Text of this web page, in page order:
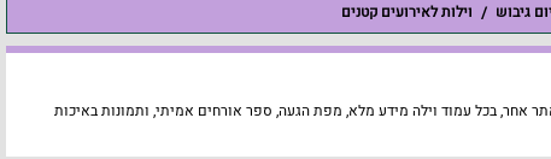
גיבוש וילות לאירועים קטנים
אחר, בכל עמוד וילה מידע מלא, מפת הגעה, ספר אורחים אמיתי, ותמונות באיכות